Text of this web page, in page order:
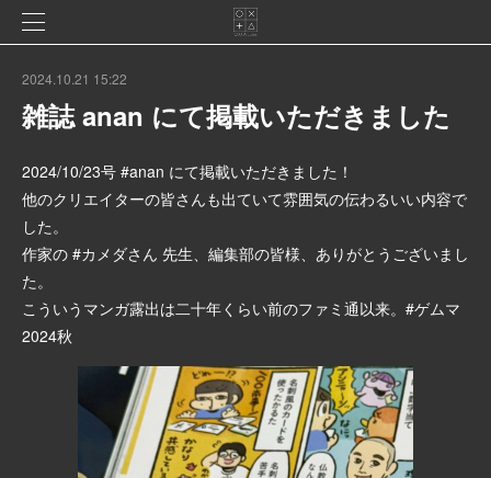
2024.10.21 15:22
雑誌 anan にて掲載いただきました
2024/10/23号 #anan にて掲載いただきました！
他のクリエイターの皆さんも出ていて雰囲気の伝わるいい内容で
した。
作家の #カメダさん 先生、編集部の皆様、ありがとうございまし
た。
こういうマンガ露出は二十年くらい前のファミ通以来。#ゲムマ
2024秋